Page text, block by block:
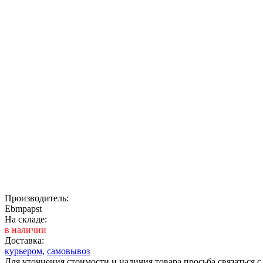
Производитель:
Ebmpapst
На складе:
в наличии
Доставка:
курьером, самовывоз